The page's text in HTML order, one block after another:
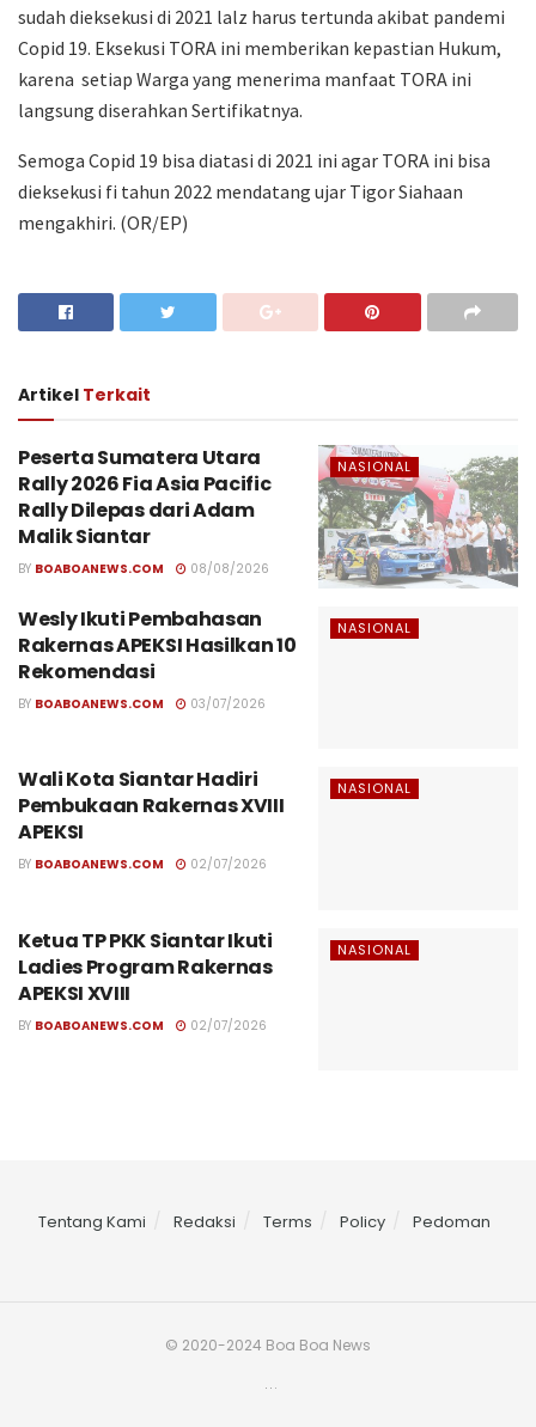
sudah dieksekusi di 2021 lalz harus tertunda akibat pandemi
Copid 19. Eksekusi TORA ini memberikan kepastian Hukum,
karena setiap Warga yang menerima manfaat TORA ini
langsung diserahkan Sertifikatnya.
Semoga Copid 19 bisa diatasi di 2021 ini agar TORA ini bisa
dieksekusi fi tahun 2022 mendatang ujar Tigor Siahaan
mengakhiri. (OR/EP)
Artikel Terkait
NASIONAL
Peserta Sumatera Utara
Rally 2026 Fia Asia Pacific
Rally Dilepas dari Adam
Malik Siantar
BY BOABOANEWS.COM 08/08/2026
NASIONAL
Wesly Ikuti Pembahasan
Rakernas APEKSI Hasilkan 10
Rekomendasi
BY BOABOANEWS.COM 03/07/2026
NASIONAL
Wali Kota Siantar Hadiri
Pembukaan Rakernas XVIII
APEKSI
BY BOABOANEWS.COM 02/07/2026
NASIONAL
Ketua TP PKK Siantar Ikuti
Ladies Program Rakernas
APEKSI XVIII
BY BOABOANEWS.COM 02/07/2026
Tentang Kami Redaksi Terms Policy Pedoman
© 2020-2024 Boa Boa News